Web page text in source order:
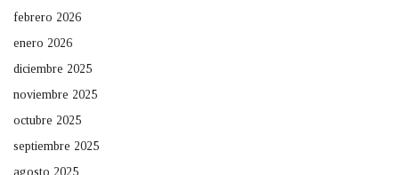
febrero 2026
enero 2026
diciembre 2025
noviembre 2025
octubre 2025
septiembre 2025
agosto 2025